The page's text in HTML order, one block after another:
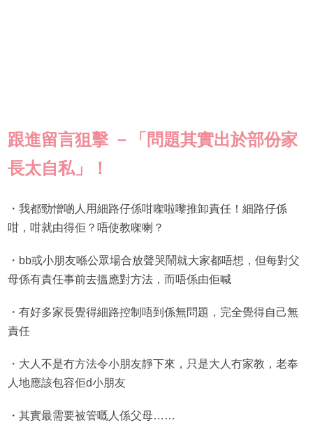
跟進留言狙擊 －「問題其實出於部份家
長太自私」！
・我都勁憎啲人用細路仔係咁㗎啦嚟推卸責任！細路仔係
咁，咁就由得佢？唔使教㗎喇？
・bb或小朋友喺公眾場合放聲哭鬧就大家都唔想，但每對父
母係有責任事前去搵應對方法，而唔係由佢喊
・有好多家長覺得細路控制唔到係無問題，完全覺得自己無
責任
・大人不是冇方法令小朋友靜下來，只是大人冇家教，老奉
人地應該包容佢d小朋友
・其實最需要被管嘅人係父母……